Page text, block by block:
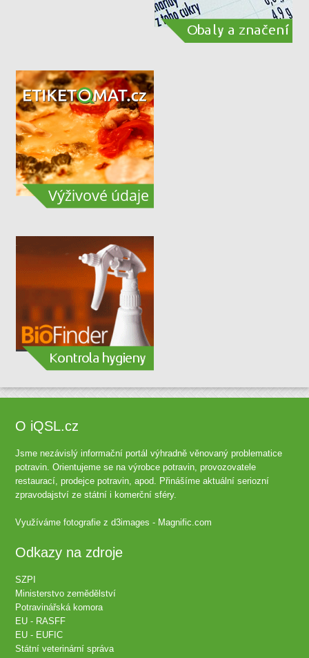
O iQSL.cz
Jsme nezávislý informační portál výhradně věnovaný problematice
potravin. Orientujeme se na výrobce potravin, provozovatele
restaurací, prodejce potravin, apod. Přinášíme aktuální seriozní
zpravodajství ze státní i komerční sféry.
Využíváme fotografie zd3images - Magnific.com
Odkazy na zdroje
SZPI
Ministerstvo zemědělství
Potravinářská komora
EU - RASFF
EU - EUFIC
Státní veterinární správa